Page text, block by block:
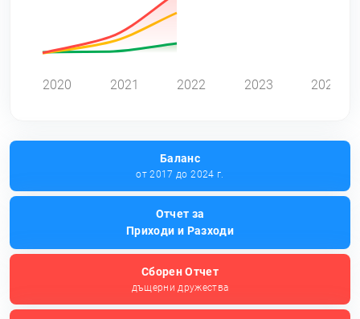
2020 2021 2022 2023 2024
Баланс
от 2017 до 2024 г.
Отчет за
Приходи и Разходи
Сборен Отчет
дъщерни дружества